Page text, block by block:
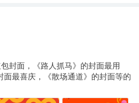
封面，《路人抓马》的封面最用
面最喜庆，《散场通道》的封面等的